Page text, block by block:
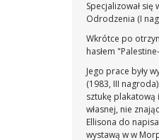
Specjalizował
Odrodzenia (I
Wkrótce po
hasłem
Jego prace były
(1983, III
sztukę plakatową
własnej, nie
Ellisona do
wystawą w w